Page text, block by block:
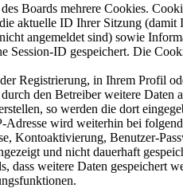
Boards mehrere Cookies.
aktuelle ID Ihrer Sitzung
angemeldet sind) sowie
Session-ID gespeichert. Die
Registrierung, in Ihrem Profil
den Betreiber weitere
so werden die dort
wird weiterhin bei
Kontoaktivierung, Benutzer-
und nicht dauerhaft
dass weitere Daten